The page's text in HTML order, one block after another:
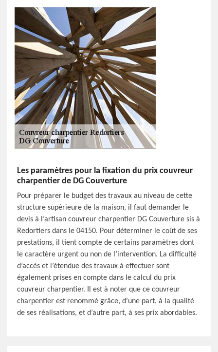
Les paramètres pour la fixation du prix couvreur
charpentier de DG Couverture
Pour préparer le budget des travaux au niveau de cette
structure supérieure de la maison, il faut demander le
devis à l’artisan couvreur charpentier DG Couverture sis à
Redortiers dans le 04150. Pour déterminer le coût de ses
prestations, il tient compte de certains paramètres dont
le caractère urgent ou non de l’intervention. La difficulté
d’accès et l’étendue des travaux à effectuer sont
également prises en compte dans le calcul du prix
couvreur charpentier. Il est à noter que ce couvreur
charpentier est renommé grâce, d’une part, à la qualité
de ses réalisations, et d’autre part, à ses prix abordables.